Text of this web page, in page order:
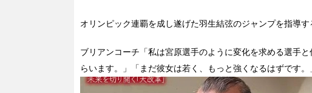
オリンピック連覇を成し遂げた羽生結弦のジャンプを指導す
ブリアンコーチ「私は宮原選手のように変化を求める選手
らいます。」「まだ彼女は若く、もっと強くなるはずです。